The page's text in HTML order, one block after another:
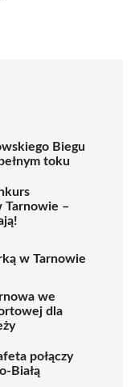
Biegu
toku
Tarnowie –
w Tarnowie
we
dla
połączy
Białą